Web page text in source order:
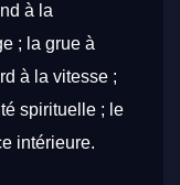
à la
; la grue à
à la vitesse ;
spirituelle ; le
intérieure.